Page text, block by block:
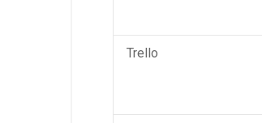
Trello